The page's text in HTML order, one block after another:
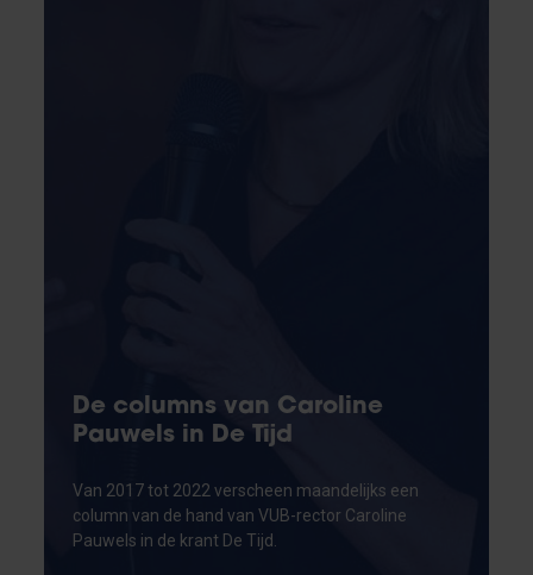
De columns van Caroline
Pauwels in De Tijd
Van 2017 tot 2022 verscheen maandelijks een
column van de hand van VUB-rector Caroline
Pauwels in de krant De Tijd.